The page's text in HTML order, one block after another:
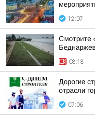
12:07
Смотрите
08:18
Дорогие
отрасли
07:06